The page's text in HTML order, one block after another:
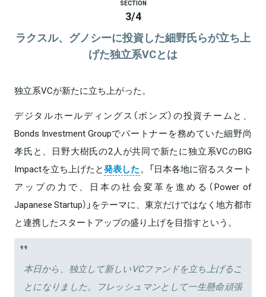
SECTION
3/4
ラクスル、グノシーに投資した細野氏らが立ち上
げた独立系VCとは
独立系VCが新たに立ち上がった。
デジタルホールディングス（ボンズ）の投資チームと、
Bonds Investment Groupでパートナーを務めていた細野尚
孝氏と、日野大樹氏の2人が共同で新たに独立系VCのBIG
Impactを立ち上げたと発表した。「日本各地に宿るスタート
アップの力で、日本の社会変革を進める（Power of
Japanese Startup）」をテーマに、東京だけではなく地方都市
と連携したスタートアップの盛り上げを目指すという。
本日から、独立して新しいVCファンドを立ち上げるこ
とになりました。フレッシュマンとして一生懸命頑張